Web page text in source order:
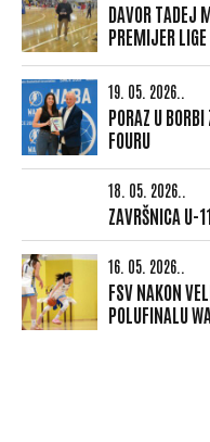
DAVOR TADEJ
PREMIJER
19. 05. 2026..
PORAZ U
FOURU
18. 05. 2026..
ZAVRŠNICA U-
16. 05. 2026..
FSV NAKON
POLUFINALU